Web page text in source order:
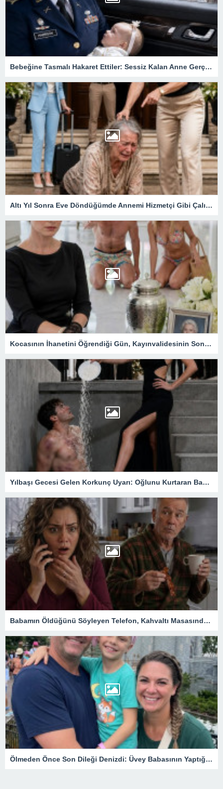
Bebeğine Tasmalı Hakaret Ettiler: Sessiz Kalan Anne Gerçek Kimliğini Açıklayınca Köşkteki Büyük Sır Ortaya Çıktı
Altı Yıl Sonra Eve Döndüğümde Annemi Hizmetçi Gibi Çalıştırıyorlardı: Tapunun Kime Ait Olduğunu Öğrenince Her Şey Değişti
Kocasının İhanetini Öğrendiği Gün, Kayınvalidesinin Son Hediyesi Hayatını Değiştirdi
Yılbaşı Gecesi Gelen Korkunç Uyarı: Oğlunu Kurtaran Babanın Büyük Sırrı
Babamın Öldüğünü Söyleyen Telefon, Kahvaltı Masasında Tüm Gerçekleri Ortaya Çıkardı
Ölmeden Önce Son Dileği Denizdi: Üvey Babasının Yaptığı Gizli Davet Tüm Ailenin Kaderini Değiştirdi